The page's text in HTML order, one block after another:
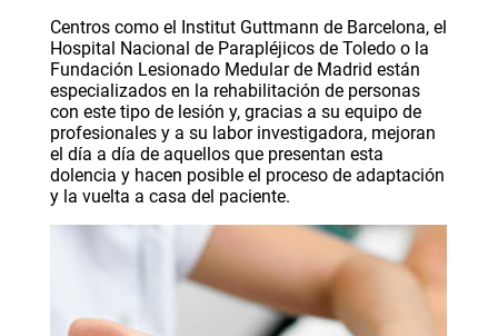
Centros como el Institut Guttmann de Barcelona, el
Hospital Nacional de Parapléjicos de Toledo o la
Fundación Lesionado Medularde Madrid están
especializados en la rehabilitación de personas
con este tipo de lesión y, gracias a su equipo de
profesionales y a su labor investigadora, mejoran
el día a día de aquellos que presentan esta
dolencia y hacen posible el proceso de adaptación
y la vuelta a casa del paciente.